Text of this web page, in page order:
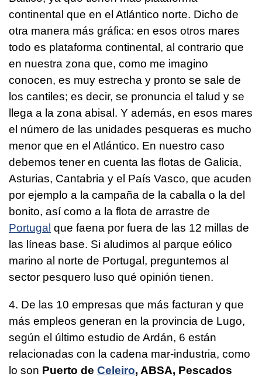
continental que en el Atlántico norte. Dicho de
otra manera más gráfica: en esos otros mares
todo es plataforma continental, al contrario que
en nuestra zona que, como me imagino
conocen, es muy estrecha y pronto se sale de
los cantiles; es decir, se pronuncia el talud y se
llega a la zona abisal. Y además, en esos mares
el número de las unidades pesqueras es mucho
menor que en el Atlántico. En nuestro caso
debemos tener en cuenta las flotas de Galicia,
Asturias, Cantabria y el País Vasco, que acuden
por ejemplo a la campaña de la caballa o la del
bonito, así como a la flota de arrastre de
Portugal que faena por fuera de las 12 millas de
las líneas base. Si aludimos al parque eólico
marino al norte de Portugal, preguntemos al
sector pesquero luso qué opinión tienen.
4. De las 10 empresas que más facturan y que
más empleos generan en la provincia de Lugo,
según el último estudio de Ardán, 6 están
relacionadas con la cadena mar-industria, como
lo son Puerto de Celeiro, ABSA, Pescados